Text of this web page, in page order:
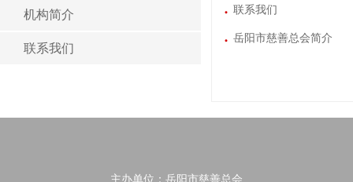
机构简介
联系我们
联系我们
岳阳市慈善总会简介